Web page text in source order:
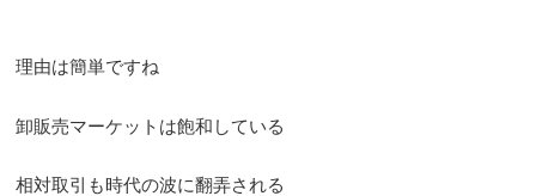
理由は簡単ですね
卸販売マーケットは飽和している
相対取引も時代の波に翻弄される